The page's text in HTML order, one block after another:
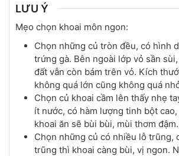
LƯU Ý
Mẹo chọn khoai môn ngon:
Chọn những củ tròn đều, có hình
trứng gà. Bên ngoài lớp vỏ sần
đất vẫn còn bám trên vỏ. Kích
không quá lớn cũng không quá
Chọn củ khoai cầm lên thấy nhẹ
ít nước, có hàm lượng tinh bột
khoai ăn sẽ bùi bùi, mùi thơm đậm.
Chọn những củ có nhiều lỗ trũng,
trũng thì khoai càng bùi, vị ngon.